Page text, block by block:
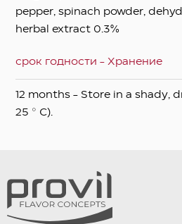
pepper, spinach powder,
herbal extract 0.3%
срок годности - Хранение
12 months - Store in a shady,
25 ° C).